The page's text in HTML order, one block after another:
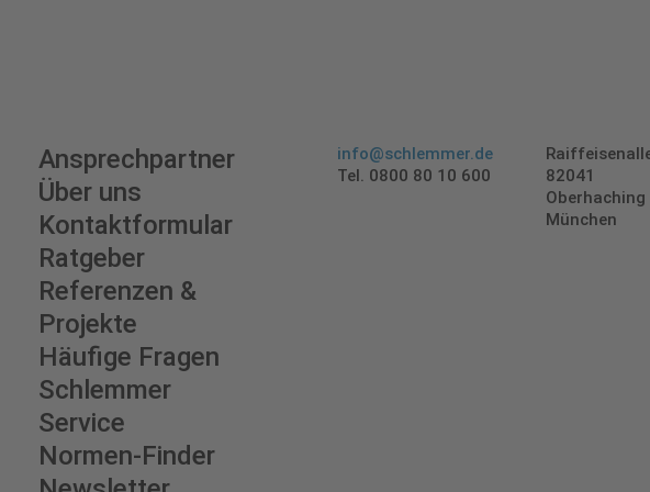
Ansprechpartner
Über uns
Kontaktformular
Ratgeber
Referenzen &
Projekte
Häufige Fragen
Schlemmer
Service
Normen-Finder
info@schlemmer.de
Tel. 0800 80 10 600
82041
Oberhaching
München